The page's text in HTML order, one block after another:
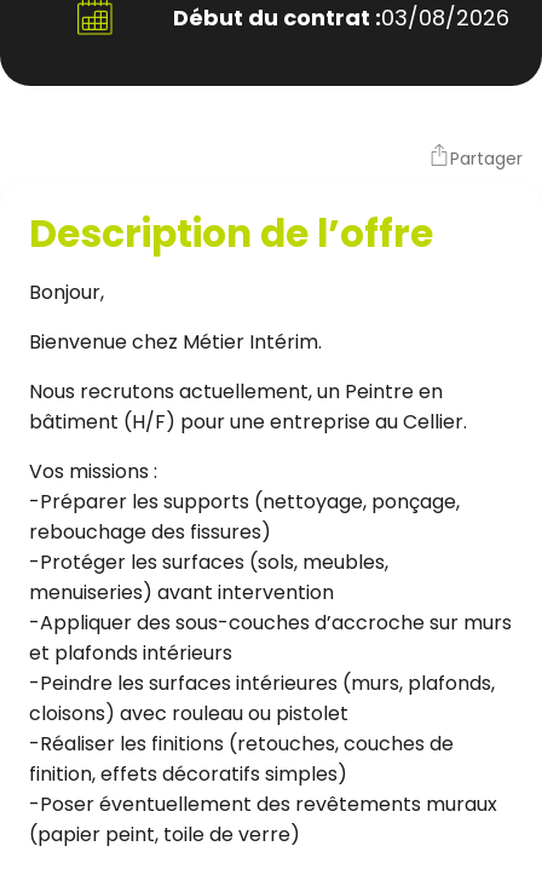
Début du contrat :03/08/2026
Partager
Description de l’offre
Bonjour,
Bienvenue chez Métier Intérim.
Nous recrutons actuellement, un Peintre en
bâtiment (H/F) pour une entreprise au Cellier.
Vos missions :
-Préparer les supports (nettoyage, ponçage,
rebouchage des fissures)
-Protéger les surfaces (sols, meubles,
menuiseries) avant intervention
-Appliquer des sous-couches d’accroche sur murs
et plafonds intérieurs
-Peindre les surfaces intérieures (murs, plafonds,
cloisons) avec rouleau ou pistolet
-Réaliser les finitions (retouches, couches de
finition, effets décoratifs simples)
-Poser éventuellement des revêtements muraux
(papier peint, toile de verre)